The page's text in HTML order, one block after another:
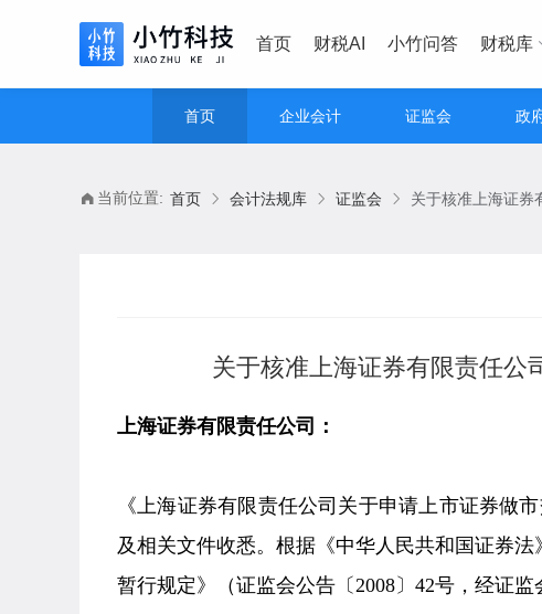
首页 财税AI 小竹问答 财税库
首页 企业会计 证监会 政
当前位置: 首页 会计法规库 证监会
关于核准上海证券有限责任公
上海证券有限责任公司：
《上海证券有限责任公司关于申请上市证券做
及相关文件收悉。根据《中华人民共和国证券
暂行规定》（证监会公告〔2008〕42号，经证